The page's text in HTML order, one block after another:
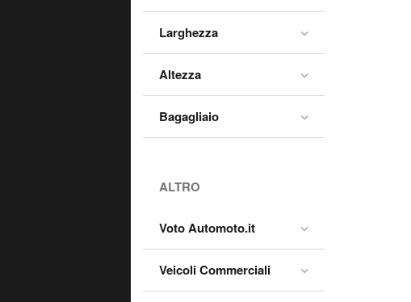
Larghezza
Altezza
Bagagliaio
ALTRO
Voto Automoto.it
Veicoli Commerciali